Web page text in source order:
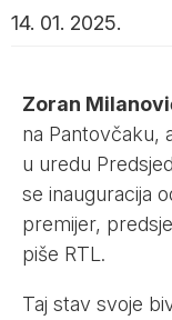
14. 01. 2025.
Zoran
na Pantovčaku,
u uredu
se inauguracija
premijer,
piše RTL .
Taj stav svoje